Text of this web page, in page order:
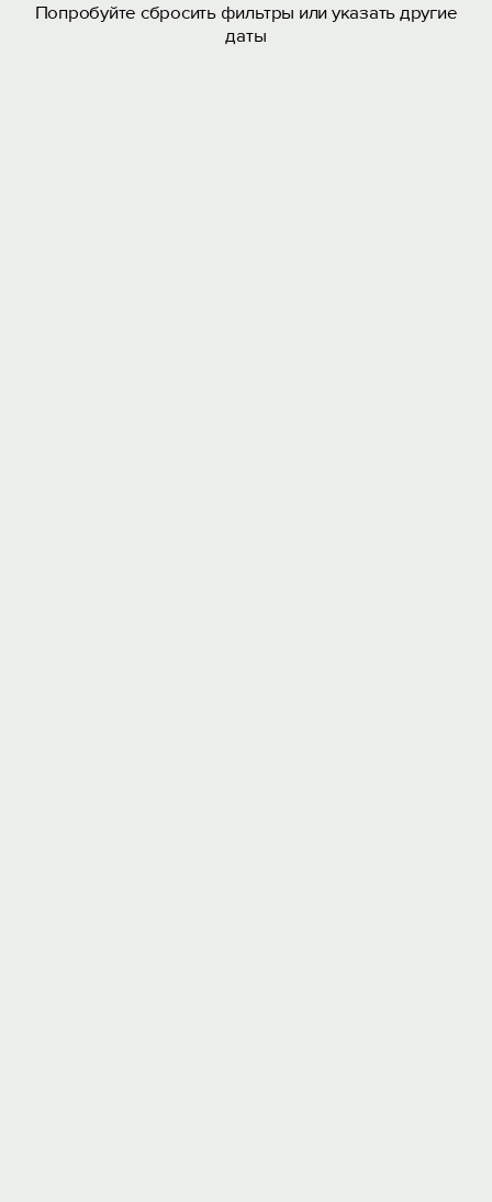
Попробуйте сбросить фильтры или указать другие
даты